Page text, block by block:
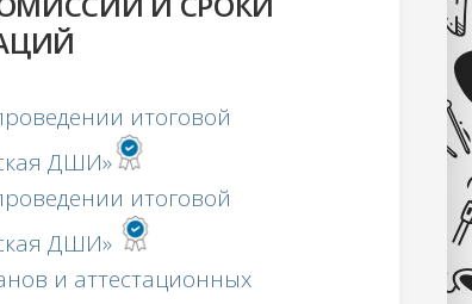
итоговой
ДШИ»
итоговой
ДШИ»
и аттестационных